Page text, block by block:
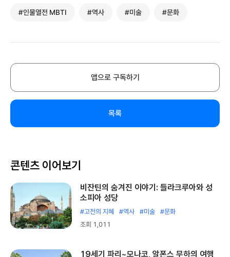
#인물열전 MBTI #역사 #미술 #문화
앱으로 구독하기
목록
콘텐츠 이어보기
비잔틴의 숨겨진 이야기: 들라크루아와 성
소피아 성당
#고전의 지혜 #역사 #미술
#문화
조회 1,011
19세기 파리~모나코, 알폰스 무하의 여행